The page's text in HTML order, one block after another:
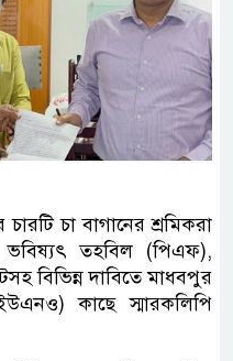
চা বাগানের শ্রমিকরা
তহবিল (পিএফ),
বিভিন্ন দাবিতে মাধবপুর
কাছে স্মারকলিপি